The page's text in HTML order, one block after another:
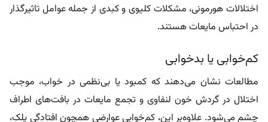
اختلالات هورمونی، مشکلات کلیوی و کبدی از جمله عوامل تاثیرگذار
در احتباس مایعات هستند.
کم‌خوابی یا بدخوابی
مطالعات نشان می‌دهند که کمبود یا بی‌نظمی در خواب، موجب
اختلال در گردش خون لنفاوی و تجمع مایعات در بافت‌های اطراف
چشم می‌شود. علاوه‌بر این، کم‌خوابی عوارضی همچون افتادگی پلک،